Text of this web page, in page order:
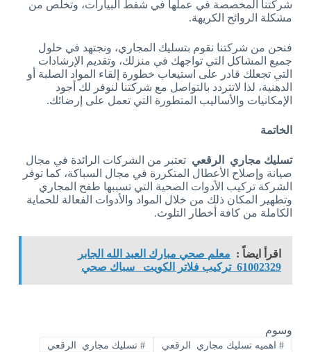
شركتنا المخصصة في عملها في شفط البيارات، وتخلص من
مشكلة الروائح الكريهة.
فنحن من شركتنا نقوم بتسليك المجاري، ونجتهد في حلول
جميع المشاكل التي تواجهك في منزلك، وتقديم الإرشادات
التي تجعلك قادر على استيعاب خطورة إلقاء المواد الصلبة أو
الدهنية، لذا لاتتردد بالتواصل مع شركتنا لنوفر لك أجود
الإمكانيات والأساليب المتطورة التي تعمل على إرضائك.
الخاتمة
تسليك مجاري الرقعي تعتبر من الشركات الرائدة في مجال
صيانة وإصلاح الأعطال المتكررة في مجال السباكة، كما توفر
الشركة تركيب الأدوات الصحية التي تسببها طفح المجاري
وتطهير المكان ذلك من خلال المواد والأدوات الفعالة للحماية
الكاملة من كافة أخطار التلوث.
اقرأ ايضاً : معلم صحي مبارك العبد الله الجابر
61002329 تركيب فلاتر الكويت سباك صحي
وسوم
#اهميه تسليك مجاري الرقعي #تسليك مجاري الرقعي